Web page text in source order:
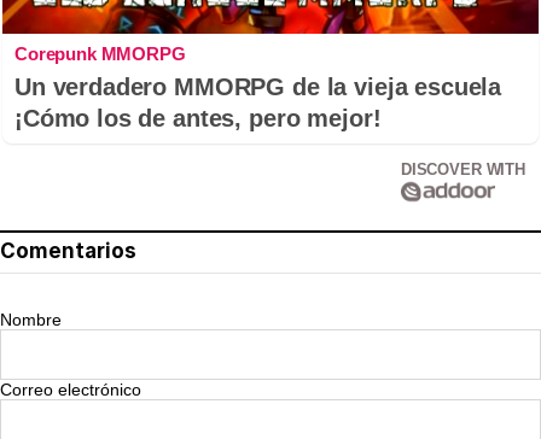
Corepunk MMORPG
Un verdadero MMORPG de la vieja escuela
¡Cómo los de antes, pero mejor!
DISCOVER WITH
Comentarios
Nombre
Correo electrónico